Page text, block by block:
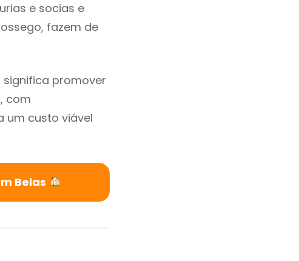
e socias e
fazem de
significa promover
com
um custo viável
Belas